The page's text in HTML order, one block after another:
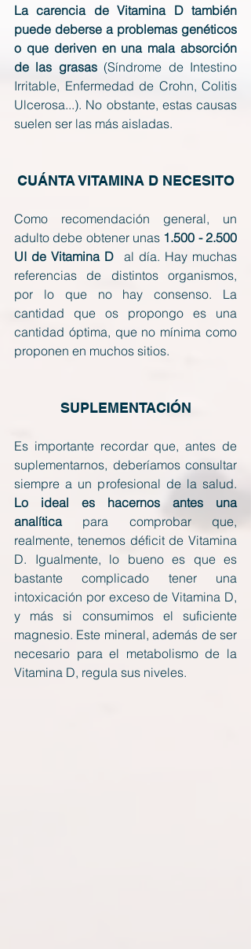
La carencia de Vitamina D también
puede deberse a problemas genéticos
o que deriven en una mala absorción
de las grasas (Síndrome de Intestino
Irritable, Enfermedad de Crohn, Colitis
Ulcerosa...). No obstante, estas causas
suelen ser las más aisladas.
CUÁNTA VITAMINA D NECESITO
Como recomendación general, un
adulto debe obtener unas 1.500 - 2.500
UI de Vitamina D
al día. Hay muchas
referencias de distintos organismos,
por lo que no hay consenso. La
cantidad que os propongo es una
cantidad óptima, que no mínima como
proponen en muchos sitios.
SUPLEMENTACIÓN
Es importante recordar que, antes de
suplementarnos, deberíamos consultar
Lo ideal es hacernos antes una
analítica para comprobar que,
realmente, tenemos déficit de Vitamina
D. Igualmente, lo bueno es que es
bastante complicado tener una
intoxicación por exceso de Vitamina D,
y más si consumimos el suficiente
magnesio. Este mineral, además de ser
necesario para el metabolismo de la
Vitamina D, regula sus niveles.